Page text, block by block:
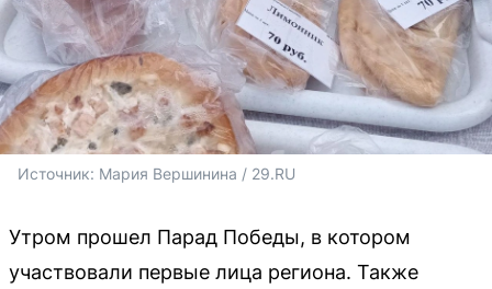
Источник: Мария Вершинина / 29.RU
Утром прошел Парад Победы, в котором
участвовали первые лица региона. Также